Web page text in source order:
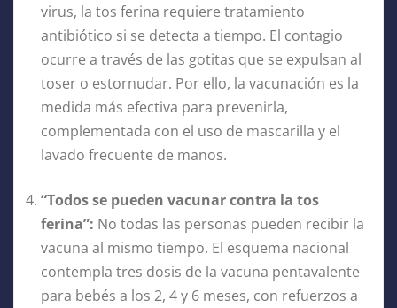
virus, la tos ferina requiere tratamiento
antibiótico si se detecta a tiempo. El contagio
ocurre a través de las gotitas que se expulsan al
toser o estornudar. Por ello, la vacunación es la
medida más efectiva para prevenirla,
complementada con el uso de mascarilla y el
lavado frecuente de manos.
“Todos se pueden vacunar contra la tos
ferina”: No todas las personas pueden recibir la
vacuna al mismo tiempo. El esquema nacional
contempla tres dosis de la vacuna pentavalente
para bebés a los 2, 4 y 6 meses, con refuerzos a